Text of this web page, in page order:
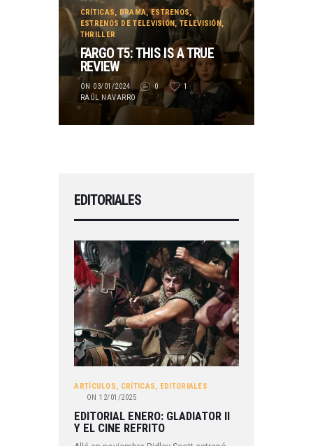
EDITORIALES
EQUIPO DE BBK
TÉRMINOS Y CONDICIONES
CRÍTICAS, DRAMA,ESTRENOS,
ESTRENOS DE TELEVISIÓN,TELEVISIÓN,
THRILLER
FARGO T5: THIS IS A TRUE
REVIEW
ON 03/01/2024 0
1
RAÚL NAVARRO
EDITORIALES
ARTÍCULOS, CRÍTICAS, EDITORIALES
ON 12/01/2025
EDITORIAL ENERO: GLADIATOR II
Y EL CINE REFRITO